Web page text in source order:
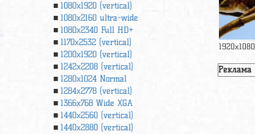
1080x1920 (vertical)
1080x2160 ultra-wide
1080x2340 Full HD+
1170x2532 (vertical)
1200x1920 (vertical)
1242x2208 (vertical)
1280x1024 Normal
1284x2778 (vertical)
1366х768 Wide XGA
1440x2560 (vertical)
1440x2880 (vertical)
1920x1080
Реклама